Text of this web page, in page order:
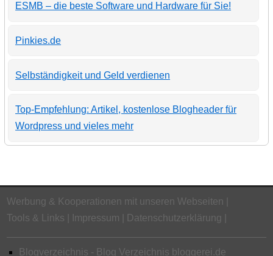
ESMB – die beste Software und Hardware für Sie!
Pinkies.de
Selbständigkeit und Geld verdienen
Top-Empfehlung: Artikel, kostenlose Blogheader für
Wordpress und vieles mehr
Werbung & Kooperationen mit unseren Webseiten
Tools & Links
Impressum Datenschutzerklärung
Blogverzeichnis - Blog Verzeichnis bloggerei.de